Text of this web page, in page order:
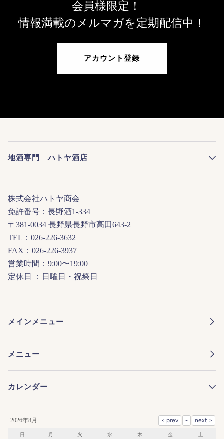
会員様限定！
情報満載のメルマガを定期配信中！
アカウント登録
地酒専門 ハトヤ酒店
株式会社ハトヤ商会
免許番号：長野酒1-334
〒381-0034 長野県長野市高田643-2
TEL：026-226-3632
FAX：026-226-3937
営業時間：9:00〜19:00
定休日 ：日曜日・祝祭日
メインメニュー
メニュー
カレンダー
2026年8月
日 月 火 水 木 金 土